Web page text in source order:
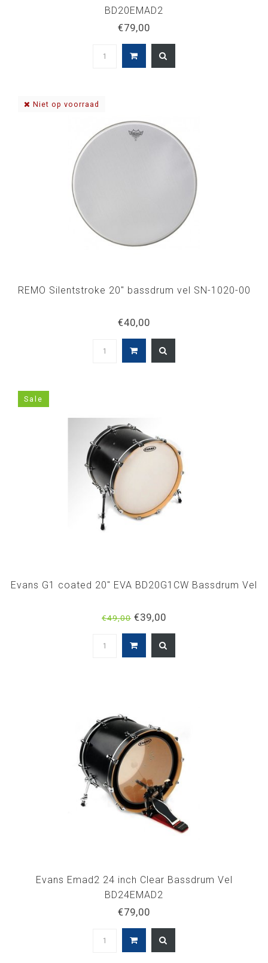
BD20EMAD2
€79,00
Niet op voorraad
REMO Silentstroke 20" bassdrum vel SN-1020-00
€40,00
Sale
Evans G1 coated 20" EVA BD20G1CW Bassdrum Vel
€49,00 €39,00
Evans Emad2 24 inch Clear Bassdrum Vel
BD24EMAD2
€79,00